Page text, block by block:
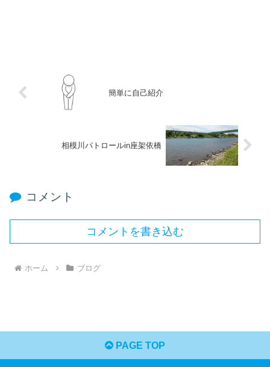
簡単に自己紹介
相模川パトロールin座架依橋
コメント
コメントを書き込む
ホーム ブログ
PAGE TOP